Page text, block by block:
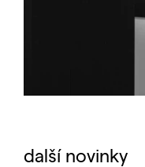
další novinky